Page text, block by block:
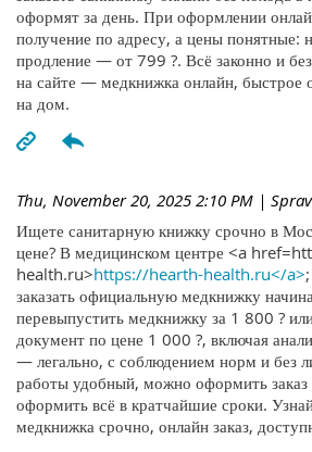
оформят за день. При оформлении
получение по адресу, а цены понятные:
продление — от 799 ?. Всё законно и
на сайте — медкнижка онлайн, быстрое
на дом.
Thu, November 20, 2025 2:10 PM |
Ищете санитарную книжку срочно в
цене? В медицинском центре <a
health.ru>https://hearth-health.ru</a>
заказать официальную медкнижку
перевыпустить медкнижку за 1 800 ?
документ по цене 1 000 ?, включая
— легально, с соблюдением норм и без
работы удобный, можно оформить заказ
оформить всё в кратчайшие сроки.
медкнижка срочно, онлайн заказ,